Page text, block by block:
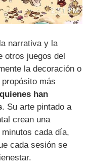
narrativa y la
otros juegos del
la decoración o
más
han
. Su arte pintado a
crean una
cada día,
cada sesión se